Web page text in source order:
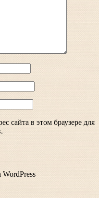
сайта в этом браузере для